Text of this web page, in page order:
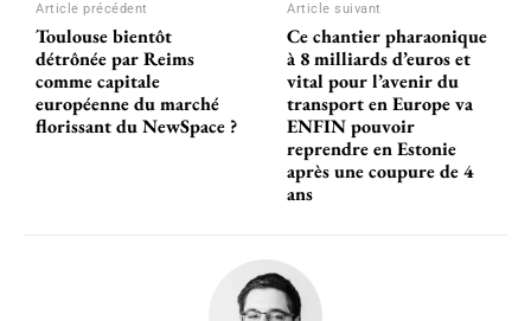
Article précédent
Toulouse bientôt
détrônée par Reims
comme capitale
européenne du marché
florissant du NewSpace ?
Article suivant
Ce chantier pharaonique
à 8 milliards d’euros et
vital pour l’avenir du
transport en Europe va
ENFIN pouvoir
reprendre en Estonie
après une coupure de 4
ans